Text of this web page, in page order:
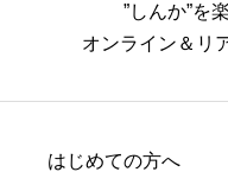
”しんか”を
オンライン＆リ
はじめての方へ